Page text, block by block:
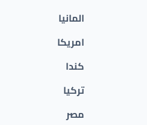
المانيا
امريكا
كندا
تركيا
مصر